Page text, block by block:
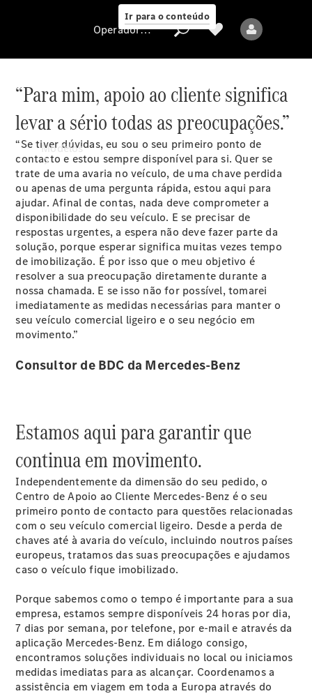
Ir para o conteúdo
Operadora/proteção
de dados
Modelos
Todos os modelos
Modelos elétricos
Sprinter
Todos os
Sprinter
Sprinter
Furgão
Sprinter
Tourer
Sprinter
Chassis
Cabine
Simples
Chassis
Cabine
Dupla
Sprinter
Chassis
com Caixa
de Carga
Operadora/proteção de dados
“Para mim, apoio ao cliente significa
levar a sério todas as preocupações.”
“Se tiver dúvidas, eu sou o seu primeiro ponto de
contacto e estou sempre disponível para si. Quer se
trate de uma avaria no veículo, de uma chave perdida
ou apenas de uma pergunta rápida, estou aqui para
ajudar. Afinal de contas, nada deve comprometer a
disponibilidade do seu veículo. E se precisar de
respostas urgentes, a espera não deve fazer parte da
solução, porque esperar significa muitas vezes tempo
de imobilização. É por isso que o meu objetivo é
resolver a sua preocupação diretamente durante a
nossa chamada. E se isso não for possível, tomarei
imediatamente as medidas necessárias para manter o
seu veículo comercial ligeiro e o seu negócio em
movimento.”
Consultor de BDC da Mercedes-Benz
Estamos aqui para garantir que
continua em movimento.
Independentemente da dimensão do seu pedido, o
Centro de Apoio ao Cliente Mercedes-Benz é o seu
primeiro ponto de contacto para questões relacionadas
com o seu veículo comercial ligeiro. Desde a perda de
chaves até à avaria do veículo, incluindo noutros países
europeus, tratamos das suas preocupações e ajudamos
caso o veículo fique imobilizado.
Porque sabemos como o tempo é importante para a sua
empresa, estamos sempre disponíveis 24 horas por dia,
7 dias por semana, por telefone, por e-mail e através da
aplicação Mercedes-Benz. Em diálogo consigo,
encontramos soluções individuais no local ou iniciamos
medidas imediatas para as alcançar. Coordenamos a
assistência em viagem em toda a Europa através do